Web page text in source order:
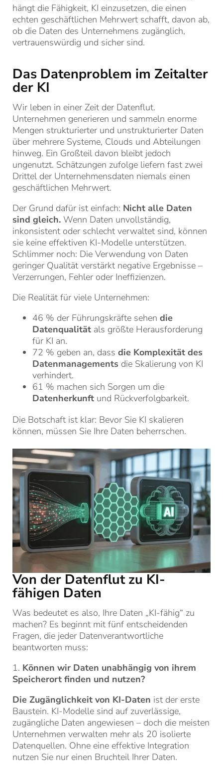
hängt die Fähigkeit, KI einzusetzen, die einen
echten geschäftlichen Mehrwert schafft, davon ab,
ob die Daten des Unternehmens zugänglich,
vertrauenswürdig und sicher sind.
Das Datenproblem im Zeitalter
der KI
Wir leben in einer Zeit der Datenflut.
Unternehmen generieren und sammeln enorme
Mengen strukturierter und unstrukturierter Daten
über mehrere Systeme, Clouds und Abteilungen
hinweg. Ein Großteil davon bleibt jedoch
ungenutzt. Schätzungen zufolge liefern fast zwei
Drittel der Unternehmensdaten niemals einen
geschäftlichen Mehrwert.
Der Grund dafür ist einfach: Nicht alle Daten
sind gleich. Wenn Daten unvollständig,
inkonsistent oder schlecht verwaltet sind, können
sie keine effektiven KI-Modelle unterstützen.
Schlimmer noch: Die Verwendung von Daten
geringer Qualität verstärkt negative Ergebnisse –
Verzerrungen, Fehler oder Ineffizienzen.
Die Realität für viele Unternehmen:
46 % der Führungskräfte sehen die
Datenqualität als größte Herausforderung
für KI an.
72 % geben an, dass die Komplexität des
Datenmanagements die Skalierung von KI
verhindert.
61 % machen sich Sorgen um die
Datenherkunft und Rückverfolgbarkeit.
Die Botschaft ist klar: Bevor Sie KI skalieren
können, müssen Sie Ihre Daten beherrschen.
Von der Datenflut zu KI-
fähigen Daten
Was bedeutet es also, Ihre Daten „KI-fähig“ zu
machen? Es beginnt mit fünf entscheidenden
Fragen, die jeder Datenverantwortliche
beantworten muss:
1. Können wir Daten unabhängig von ihrem
Speicherort finden und nutzen?
Die Zugänglichkeit von KI-Daten ist der erste
Baustein. KI-Modelle sind auf zuverlässige,
zugängliche Daten angewiesen – doch die meisten
Unternehmen verwalten mehr als 20 isolierte
Datenquellen. Ohne eine effektive Integration
nutzen Sie nur einen Bruchteil Ihrer Daten.